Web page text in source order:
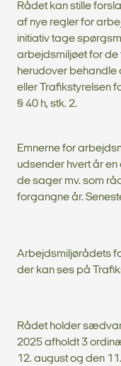
Rådet kan stille
af nye regler for
initiativ tage
arbejdsmiljøet for
herudover behandle
eller Trafikstyrelsen
§ 40 h, stk. 2.
Emnerne for
udsender hvert år
de sager mv. som
forgangne år.
Arbejdsmiljørådets
der kan ses på
Rådet holder
2025 afholdt 3
12. august og den